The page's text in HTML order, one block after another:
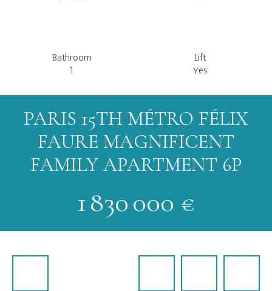
Bathroom
1
Lift
Yes
PARIS 15TH MÉTRO FÉLIX
FAURE MAGNIFICENT
FAMILY APARTMENT 6P
1 830 000 €